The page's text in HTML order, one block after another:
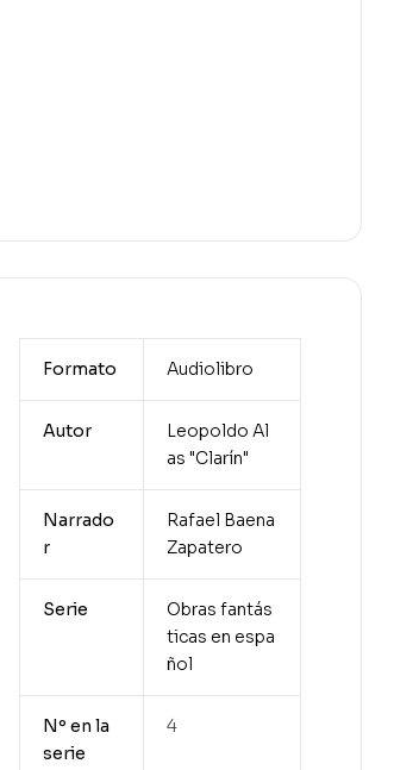
Formato Audiolibro
Autor
Leopoldo Al
as "Clarín"
Narrado
r
Rafael Baena
Zapatero
Serie
Obras fantás
ticas en espa
ñol
Nº en la
serie
4